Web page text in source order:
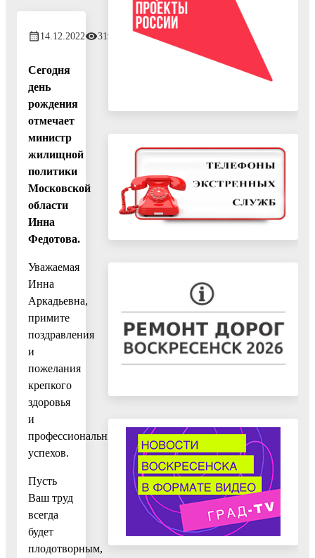
14.12.2022 319
Сегодня
день
рождения
отмечает
министр
жилищной
политики
Московской
области
Инна
Федотова.
Уважаемая
Инна
Аркадьевна,
примите
поздравления
и
пожелания
крепкого
здоровья
и
профессиональных
успехов.
Пусть
Ваш труд
всегда
будет
плодотворным,